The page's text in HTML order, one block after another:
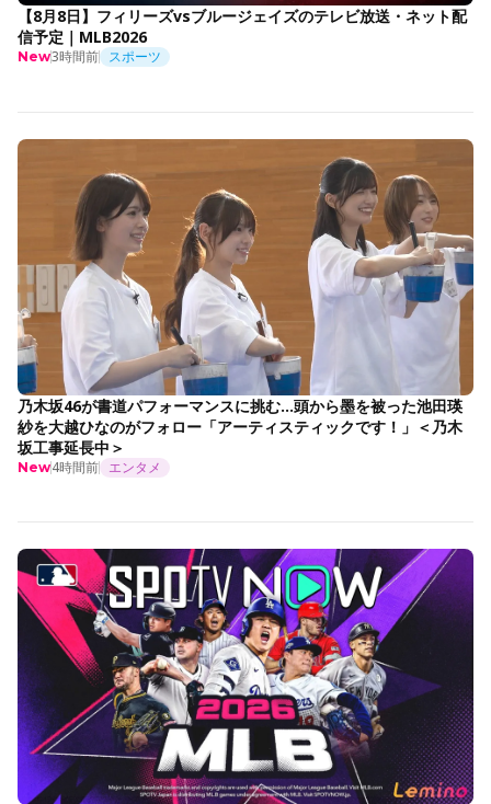
【8月8日】フィリーズvsブルージェイズのテレビ放送・ネット配
信予定｜MLB2026
New3時間前 スポーツ
乃木坂46が書道パフォーマンスに挑む…頭から墨を被った池田瑛
紗を大越ひなのがフォロー「アーティスティックです！」＜乃木
坂工事延長中＞
New4時間前 エンタメ